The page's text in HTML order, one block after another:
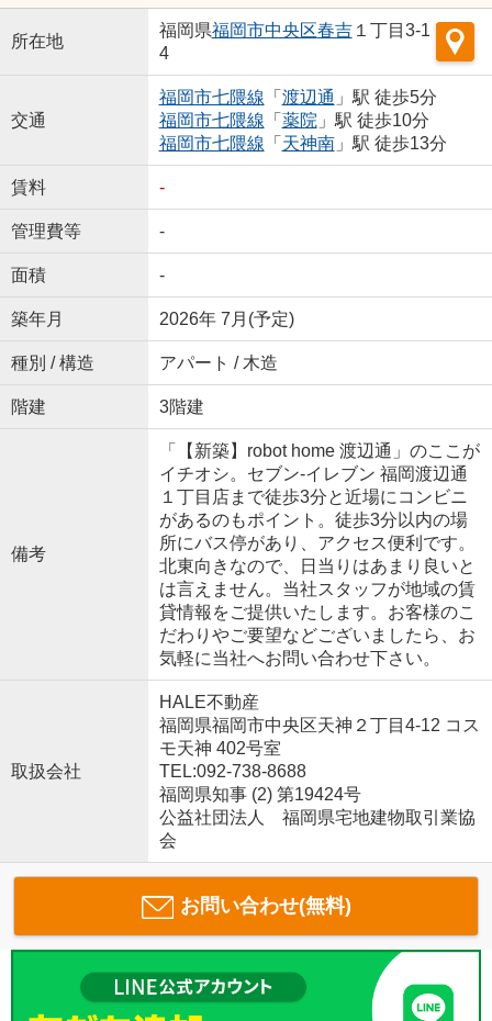
所在地
福岡県福岡市中央区春吉１丁目3-1
4
交通
福岡市七隈線 「 渡辺通 」駅 徒歩5分
福岡市七隈線 「 薬院」駅 徒歩10分
福岡市七隈線 「 天神南」駅 徒歩13分
賃料 -
管理費等 -
面積 -
築年月 2026年 7月(予定)
種別 / 構造 アパート / 木造
階建 3階建
備考
「【新築】robot home 渡辺通」のここが
イチオシ。セブン-イレブン 福岡渡辺通
１丁目店まで徒歩3分と近場にコンビニ
があるのもポイント。徒歩3分以内の場
所にバス停があり、アクセス便利です。
北東向きなので、日当りはあまり良いと
は言えません。当社スタッフが地域の賃
貸情報をご提供いたします。お客様のこ
だわりやご要望などございましたら、お
気軽に当社へお問い合わせ下さい。
取扱会社
HALE不動産
福岡県福岡市中央区天神２丁目4-12 コス
モ天神 402号室
TEL:092-738-8688
福岡県知事 (2) 第19424号
公益社団法人 福岡県宅地建物取引業協
会
お問い合わせ(無料)